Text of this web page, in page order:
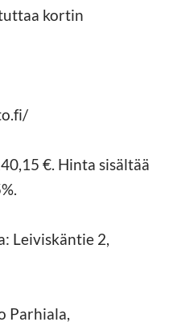
kortin
€. Hinta sisältää
Leiviskäntie 2,
Parhiala,